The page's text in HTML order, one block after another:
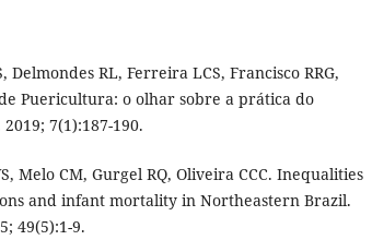
Delmondes RL, Ferreira LCS, Francisco RRG,
Puericultura: o olhar sobre a prática do
7(1):187-190.
Melo CM, Gurgel RQ, Oliveira CCC. Inequalities
and infant mortality in Northeastern Brazil.
49(5):1-9.